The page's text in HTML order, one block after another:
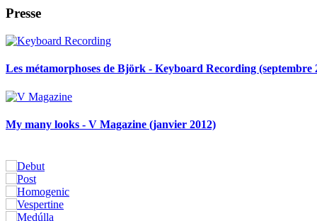
Presse
Les métamorphoses de Björk - Keyboard Recording (septembre
My many looks - V Magazine (janvier 2012)